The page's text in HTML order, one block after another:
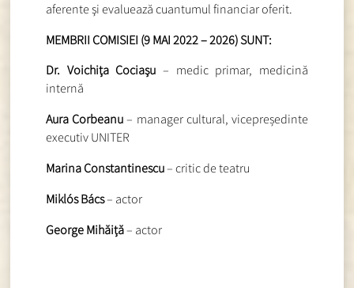
aferente şi evaluează cuantumul financiar oferit.
MEMBRII COMISIEI (9 MAI 2022 – 2026) SUNT:
Dr. Voichiţa Cociaşu – medic primar, medicină
internă
Aura Corbeanu – manager cultural, vicepreședinte
executiv UNITER
Marina Constantinescu– critic de teatru
Miklós Bács– actor
George Mihăiță– actor